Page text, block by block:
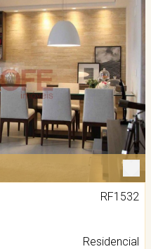
RF1532
Residencial